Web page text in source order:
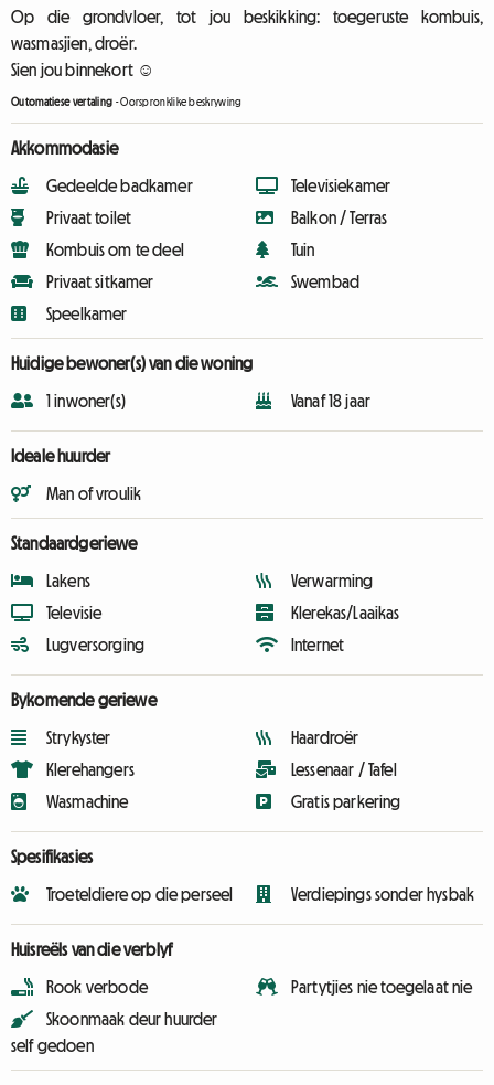
Op die grondvloer, tot jou beskikking: toegeruste kombuis,
wasmasjien, droër.
Sien jou binnekort ☺
Outomatiese vertaling -Oorspronklike beskrywing
Akkommodasie
Gedeelde badkamer
Privaat toilet
Kombuis om te deel
Privaat sitkamer
Speelkamer
Televisiekamer
Balkon / Terras
Tuin
Swembad
Huidige bewoner(s) van die woning
1 inwoner(s) Vanaf 18 jaar
Ideale huurder
Man of vroulik
Standaardgeriewe
Lakens
Televisie
Lugversorging
Verwarming
Klerekas/Laaikas
Internet
Bykomende geriewe
Strykyster
Klerehangers
Wasmachine
Haardroër
Lessenaar / Tafel
Gratis parkering
Spesifikasies
Troeteldiere op die perseel Verdiepings sonder hysbak
Huisreëls van die verblyf
Rook verbode
Skoonmaak deur huurder
self gedoen
Partytjies nie toegelaat nie